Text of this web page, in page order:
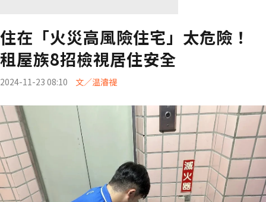
住在「火災高風險住宅」太危險！
租屋族8招檢視居住安全
2024-11-23 08:10 文／温濬禔